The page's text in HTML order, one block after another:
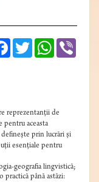
FacebookTwitterWhatsApp
reprezentanţii de
pentru aceasta
prin lucrări şi
esenţiale pentru
geografia lingvistică;
până astăzi: